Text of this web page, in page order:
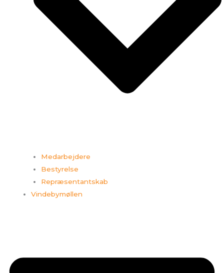
Medarbejdere
Bestyrelse
Repræsentantskab
Vindebymøllen